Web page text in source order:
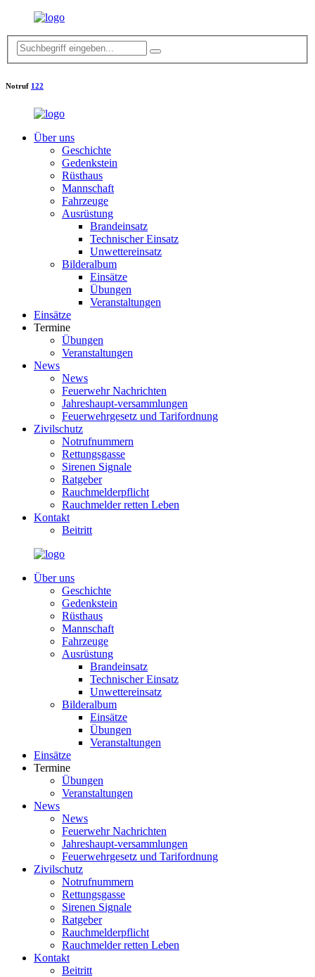
Notruf 122
Über uns
Geschichte
Gedenkstein
Rüsthaus
Mannschaft
Fahrzeuge
Ausrüstung
Brandeinsatz
Technischer Einsatz
Unwettereinsatz
Bilderalbum
Einsätze
Übungen
Veranstaltungen
Einsätze
Termine
Übungen
Veranstaltungen
News
News
Feuerwehr Nachrichten
Jahreshaupt-versammlungen
Feuerwehrgesetz und Tarifordnung
Zivilschutz
Notrufnummern
Rettungsgasse
Sirenen Signale
Ratgeber
Rauchmelderpflicht
Rauchmelder retten Leben
Kontakt
Beitritt
Über uns
Geschichte
Gedenkstein
Rüsthaus
Mannschaft
Fahrzeuge
Ausrüstung
Brandeinsatz
Technischer Einsatz
Unwettereinsatz
Bilderalbum
Einsätze
Übungen
Veranstaltungen
Einsätze
Termine
Übungen
Veranstaltungen
News
News
Feuerwehr Nachrichten
Jahreshaupt-versammlungen
Feuerwehrgesetz und Tarifordnung
Zivilschutz
Notrufnummern
Rettungsgasse
Sirenen Signale
Ratgeber
Rauchmelderpflicht
Rauchmelder retten Leben
Kontakt
Beitritt